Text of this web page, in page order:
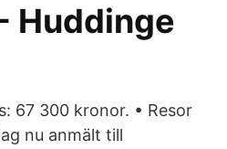
Huddinge
67 300 kronor. • Resor
nu anmält till